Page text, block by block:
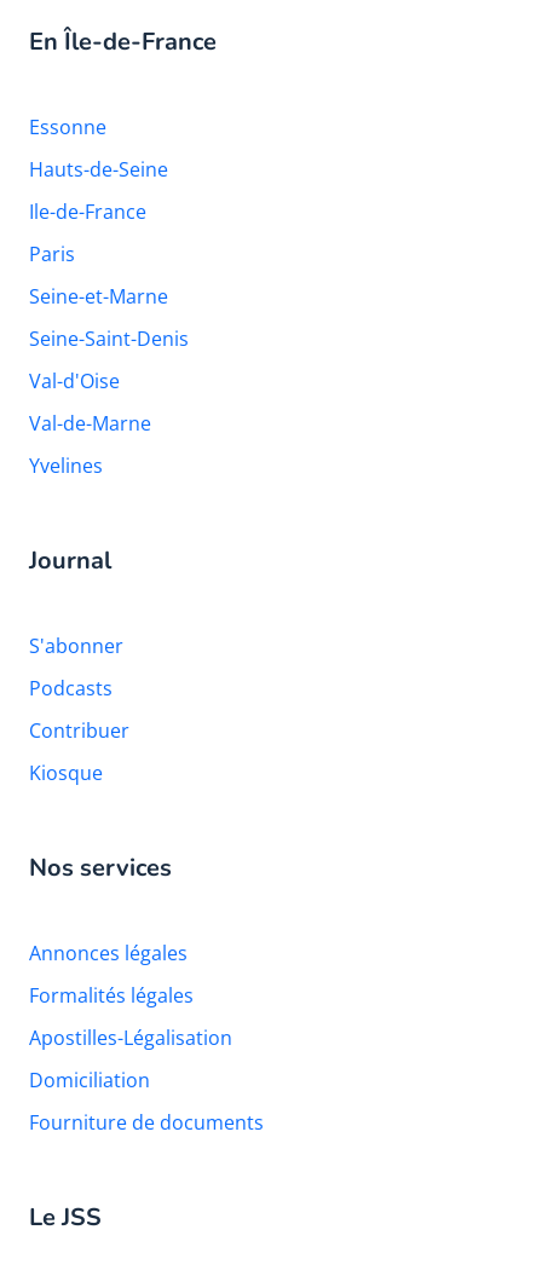
En Île-de-France
Essonne
Hauts-de-Seine
Ile-de-France
Paris
Seine-et-Marne
Seine-Saint-Denis
Val-d'Oise
Val-de-Marne
Yvelines
Journal
S'abonner
Podcasts
Contribuer
Kiosque
Nos services
Annonces légales
Formalités légales
Apostilles-Légalisation
Domiciliation
Fourniture de documents
Le JSS